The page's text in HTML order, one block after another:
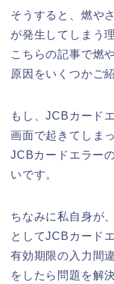
そうすると、燃や
が発生してしまう
こちらの記事で燃
原因をいくつかご
もし、JCBカード
画面で起きてしま
JCBカードエラー
いです。
ちなみに私自身が
としてJCBカード
有効期限の入力間
をしたら問題を解